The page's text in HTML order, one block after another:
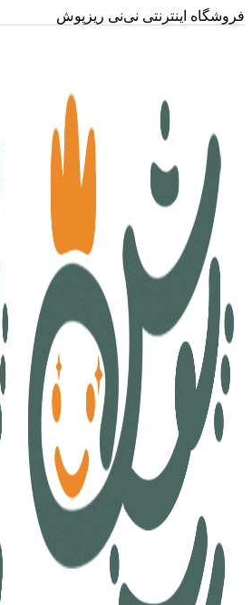
فروشگاه اینترنتی نی‌نی ریزپوش